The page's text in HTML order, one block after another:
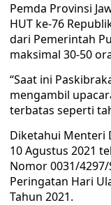
Pemda Provinsi
HUT ke-76
dari Pemerintah
maksimal 30-50
“Saat ini
mengambil
terbatas seperti
Diketahui Menteri
10 Agustus 2021
Nomor 0031/
Peringatan Hari
Tahun 2021.